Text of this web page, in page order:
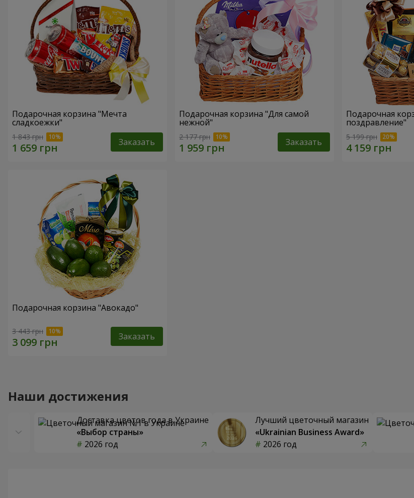
Подарочная корзина "Мечта
сладкоежки"
1 843 грн Заказать
Подарочная корзина "Для самой
нежной"
2 177 грн Заказать
Подарочная
поздравление"
5 199 грн
Подарочная корзина "Авокадо"
3 443 грн Заказать
Наши достижения
Доставка цветов года в Украине
«Выбор страны»
2026 год
Лучший цветочный магазин
«Ukrainian Business Award»
2026 год